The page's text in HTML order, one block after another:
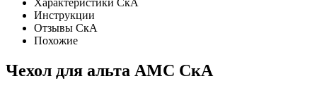
Инструкции
Отзывы СкА
Похожие
Чехол для альта AMC СкА